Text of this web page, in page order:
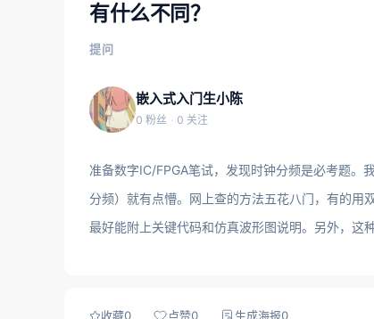
有什么不同？
提问
嵌入式入门生小陈
0 粉丝 · 0 关注
准备数字IC/FPGA笔试，发现时钟分频是必考题。
分频）就有点懵。网上查的方法五花八门，有的用
最好能附上关键代码和仿真波形图说明。另外，这
收藏0 点赞0 生成海报0